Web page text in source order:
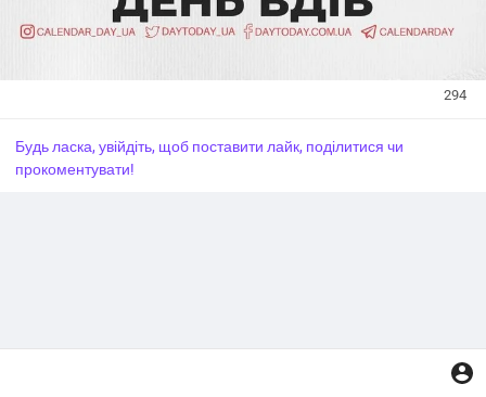
294
Будь ласка, увійдіть, щоб поставити лайк, поділитися чи
прокоментувати!